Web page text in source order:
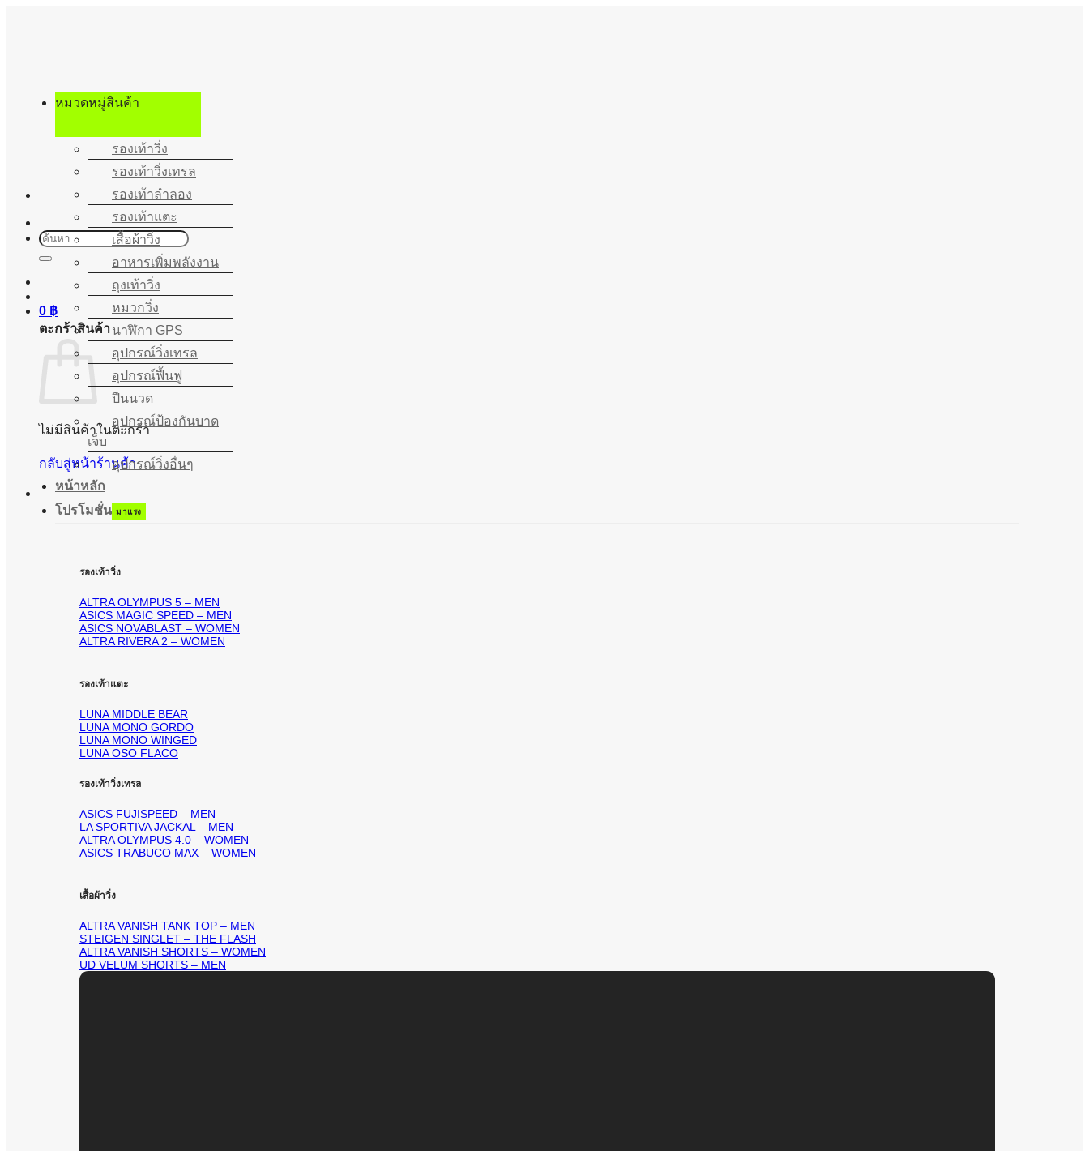
ค้นหา:
0 ฿
ตะกร้าสินค้า
ไม่มีสินค้าในตะกร้า
กลับสู่หน้าร้านค้า
หมวดหมู่สินค้า
รองเท้าวิ่ง
รองเท้าวิ่งเทรล
รองเท้าลำลอง
รองเท้าแตะ
เสื้อผ้าวิ่ง
อาหารเพิ่มพลังงาน
ถุงเท้าวิ่ง
หมวกวิ่ง
นาฬิกา GPS
อุปกรณ์วิ่งเทรล
อุปกรณ์ฟื้นฟู
ปืนนวด
อุปกรณ์ป้องกันบาด
เจ็บ
อุปกรณ์วิ่งอื่นๆ
หน้าหลัก
โปรโมชั่น
รองเท้าวิ่ง
ALTRA OLYMPUS 5 – MEN
ASICS MAGIC SPEED – MEN
ASICS NOVABLAST – WOMEN
ALTRA RIVERA 2 – WOMEN
รองเท้าแตะ
LUNA MIDDLE BEAR
LUNA MONO GORDO
LUNA MONO WINGED
LUNA OSO FLACO
รองเท้าวิ่งเทรล
ASICS FUJISPEED – MEN
LA SPORTIVA JACKAL – MEN
ALTRA OLYMPUS 4.0 – WOMEN
ASICS TRABUCO MAX – WOMEN
เสื้อผ้าวิ่ง
ALTRA VANISH TANK TOP – MEN
STEIGEN SINGLET – THE FLASH
ALTRA VANISH SHORTS – WOMEN
UD VELUM SHORTS – MEN